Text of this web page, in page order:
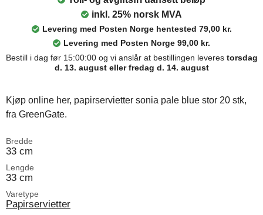
inkl. 25% norsk MVA
Levering med Posten Norge hentested 79,00 kr.
Levering med Posten Norge 99,00 kr.
Bestill i dag før 15:00:00 og vi anslår at bestillingen leveres torsdag
d. 13. august eller fredag d. 14. august
Kjøp online her, papirservietter sonia pale blue stor 20 stk,
fra GreenGate.
Bredde
33 cm
Lengde
33 cm
Varetype
Papirservietter